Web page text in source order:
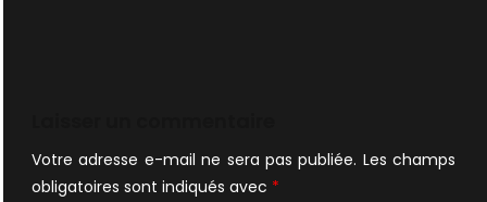
Votre adresse e-mail ne sera pas publiée. Les champs
obligatoires sont indiqués avec *